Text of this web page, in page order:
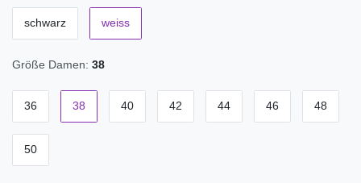
schwarz weiss
Größe Damen: 38
36 38 40 42 44 46 48
50